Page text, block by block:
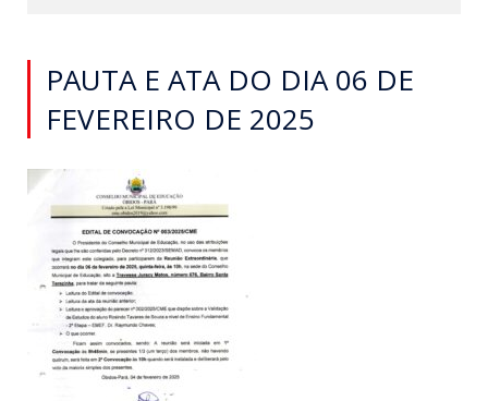
PAUTA E ATA DO DIA 06 DE
FEVEREIRO DE 2025